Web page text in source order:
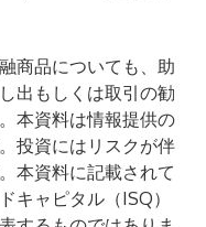
商品についても、助
出もしくは取引の勧
本資料は情報提供の
投資にはリスクが伴
本資料に記載されて
キャピタル（ISQ）